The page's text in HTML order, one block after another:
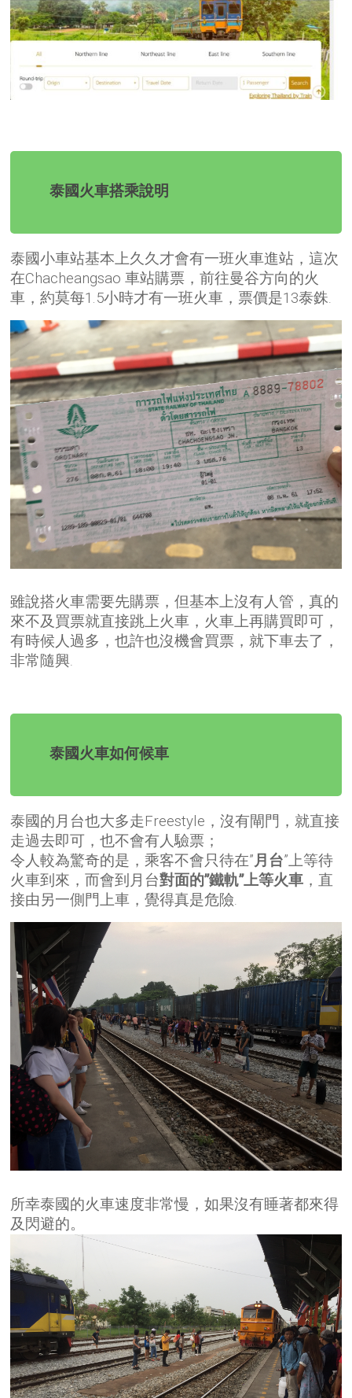
泰國火車搭乘說明
泰國小車站基本上久久才會有一班火車進站，這次
在Chacheangsao 車站購票，前往曼谷方向的火
車，約莫每1.5小時才有一班火車，票價是13泰銖.
雖說搭火車需要先購票，但基本上沒有人管，真的
來不及買票就直接跳上火車，火車上再購買即可，
有時候人過多，也許也沒機會買票，就下車去了，
非常隨興.
泰國火車如何候車
泰國的月台也大多走Freestyle，沒有閘門，就直接
走過去即可，也不會有人驗票；
令人較為驚奇的是，乘客不會只待在”月台”上等待
火車到來，而會到月台對面的”鐵軌”上等火車 ，直
接由另一側門上車，覺得真是危險.
所幸泰國的火車速度非常慢，如果沒有睡著都來得
及閃避的。